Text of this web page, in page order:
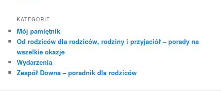
KATEGORIE
Mój pamiętnik
Od rodziców dla rodziców, rodziny i przyjaciół – porady na
wszelkie okazje
Wydarzenia
Zespół Downa – poradnik dla rodziców